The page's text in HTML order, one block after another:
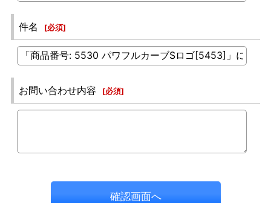
件名 [必須]
お問い合わせ内容 [必須]
確認画面へ